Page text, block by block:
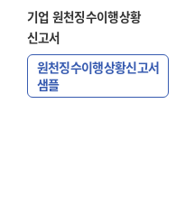
기업 원천징수이행상황
신고서
원천징수이행상황신고서
샘플